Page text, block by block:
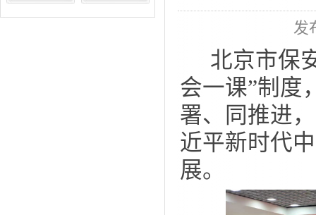
发
北京市保
会一课”制度
署、同推进
近平新时代
展。